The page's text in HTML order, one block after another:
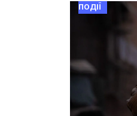
ПОДІЇ